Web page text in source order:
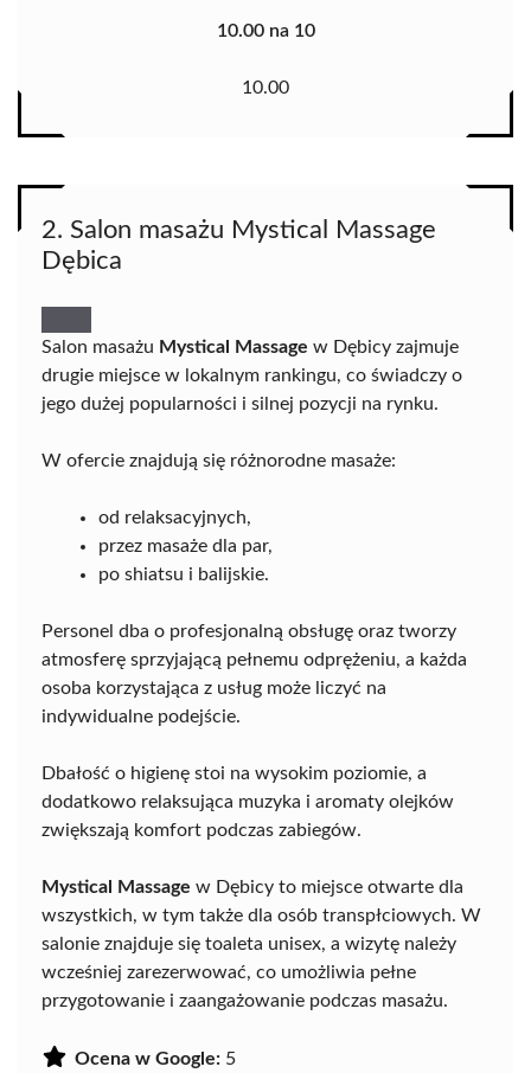
10.00 na 10
10.00
2. Salon masażu Mystical Massage
Dębica
Salon masażu Mystical Massage w Dębicy zajmuje
drugie miejsce w lokalnym rankingu, co świadczy o
jego dużej popularności i silnej pozycji na rynku.
W ofercie znajdują się różnorodne masaże:
od relaksacyjnych,
przez masaże dla par,
po shiatsu i balijskie.
Personel dba o profesjonalną obsługę oraz tworzy
atmosferę sprzyjającą pełnemu odprężeniu, a każda
osoba korzystająca z usług może liczyć na
indywidualne podejście.
Dbałość o higienę stoi na wysokim poziomie, a
dodatkowo relaksująca muzyka i aromaty olejków
zwiększają komfort podczas zabiegów.
Mystical Massage w Dębicy to miejsce otwarte dla
wszystkich, w tym także dla osób transpłciowych. W
salonie znajduje się toaleta unisex, a wizytę należy
wcześniej zarezerwować, co umożliwia pełne
przygotowanie i zaangażowanie podczas masażu.
Ocena w Google: 5